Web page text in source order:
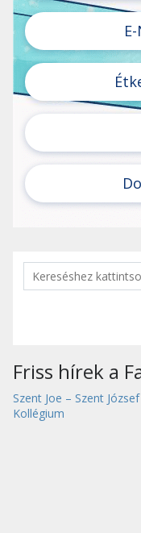
Friss hírek a
Szent Joe – Szent
Kollégium